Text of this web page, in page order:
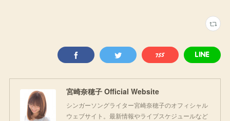
宮崎奈穂子 Official Website
シンガーソングライター宮崎奈穂子のオフィシャル
ウェブサイト。最新情報やライブスケジュールなど